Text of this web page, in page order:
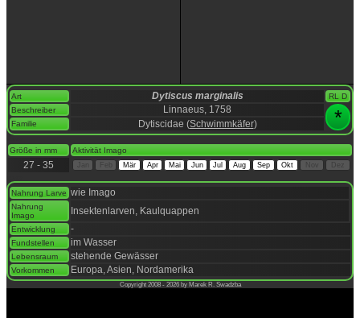
Art Dytiscus marginalis
RL D
Beschreiber
Linnaeus, 1758 *
Familie Dytiscidae (Schwimmkäfer)
Größe in mm Aktivität Imago
27 - 35 Mär Apr Mai Jun Jul Aug Sep Okt Dez
Nahrung Larve wie Imago
Nahrung
Imago
Insektenlarven, Kaulquappen
Entwicklung -
Fundstellen im Wasser
Lebensraum stehende Gewässer
Vorkommen Europa, Asien, Nordamerika
Copyright 2008 - 2026 by Marek R. Swadzba